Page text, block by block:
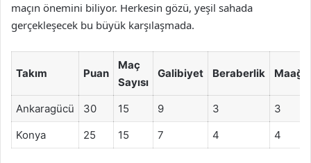
maçın önemini biliyor. Herkesin gözü, yeşil sahada
gerçekleşecek bu büyük karşılaşmada.
Takım Puan
Maç
Sayısı
Galibiyet Beraberlik
Ankaragücü 30 15 9 3
3
Konya
25 15 7 4 4